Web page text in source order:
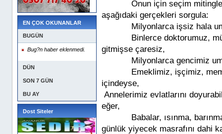
EN ÇOK OKUNANLAR
BUGÜN
Bug?n haber eklenmedi.
DÜN
SON 7 GÜN
BU AY
Dost Siteler
Onun için seçim
aşağıdaki gerçekleri sorgula:
Milyonlarca işsiz hala
Binlerce doktorumuz,
gitmişse çaresiz,
Milyonlarca gencimiz
Emeklimiz, işçimiz,
içindeyse,
Annelerimiz evlatlarını
eğer,
Babalar, ısınma,
günlük yiyecek masrafını dahi